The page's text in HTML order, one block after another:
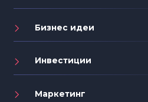
Бизнес идеи
Инвестиции
Маркетинг